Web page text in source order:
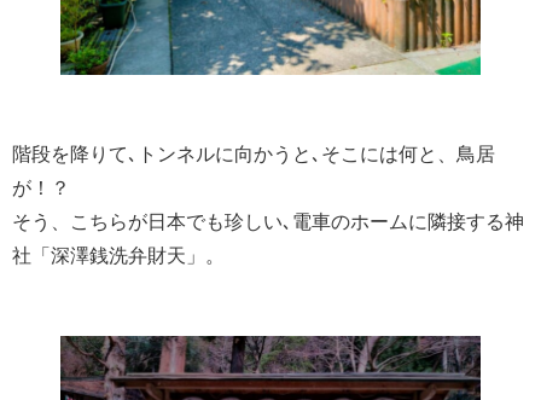
階段を降りて､トンネルに向かうと､そこには何と、鳥居
が！？
そう、こちらが日本でも珍しい､電車のホームに隣接する神
社「深澤銭洗弁財天」。